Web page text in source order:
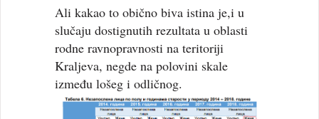
Ali kakao to obično biva istina je,i u
slučaju dostignutih rezultata u oblasti
rodne ravnopravnosti na teritoriji
Kraljeva, negde na polovini skale
između lošeg i odličnog.